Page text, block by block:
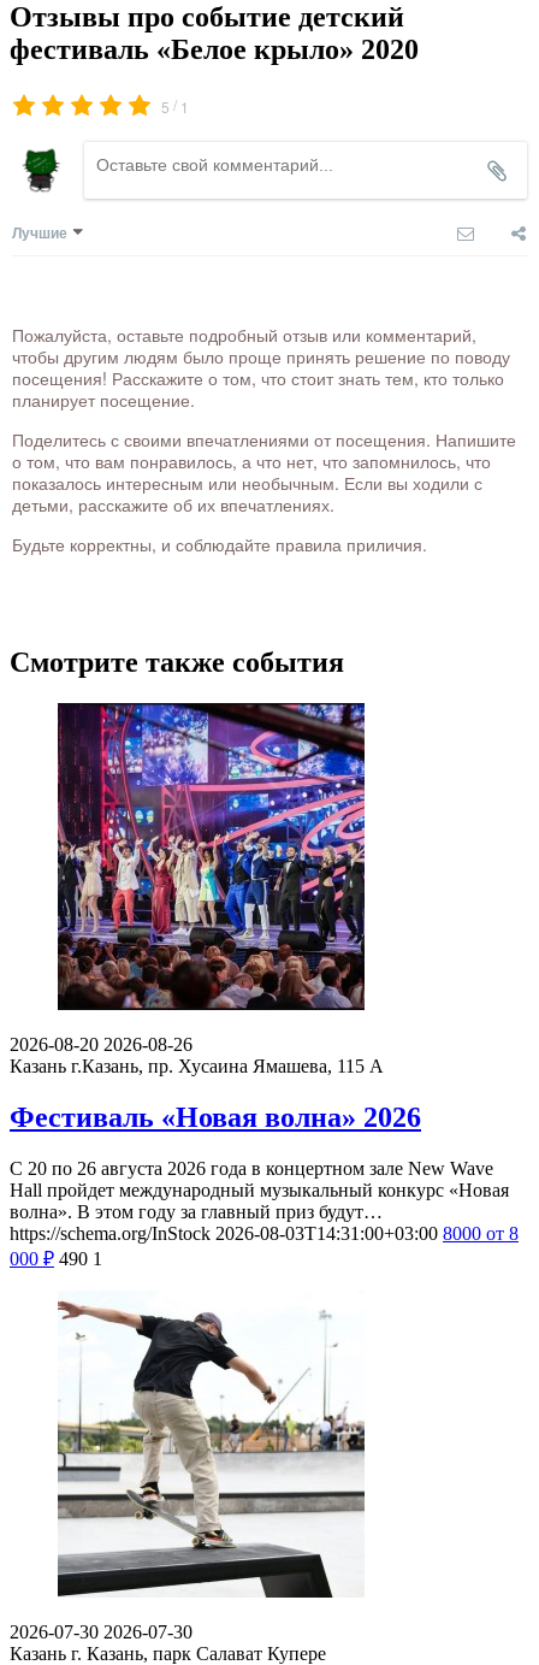
Отзывы про событие детский
фестиваль «Белое крыло» 2020
5 / 1
Лучшие
Пожалуйста, оставьте подробный отзыв или комментарий,
чтобы другим людям было проще принять решение по поводу
посещения! Расскажите о том, что стоит знать тем, кто только
планирует посещение.
Поделитесь с своими впечатлениями от посещения. Напишите
о том, что вам понравилось, а что нет, что запомнилось, что
показалось интересным или необычным. Если вы ходили с
детьми, расскажите об их впечатлениях.
Будьте корректны, и соблюдайте правила приличия.
Смотрите также события
2026-08-20 2026-08-26
Казань г.Казань, пр. Хусаина Ямашева, 115 A
Фестиваль «Новая волна» 2026
С 20 по 26 августа 2026 года в концертном зале New Wave
Hall пройдет международный музыкальный конкурс «Новая
волна». В этом году за главный приз будут…
https://schema.org/InStock 2026-08-03T14:31:00+03:00 8000 от 8
000 ₽ 490 1
2026-07-30 2026-07-30
Казань г. Казань, парк Салават Купере